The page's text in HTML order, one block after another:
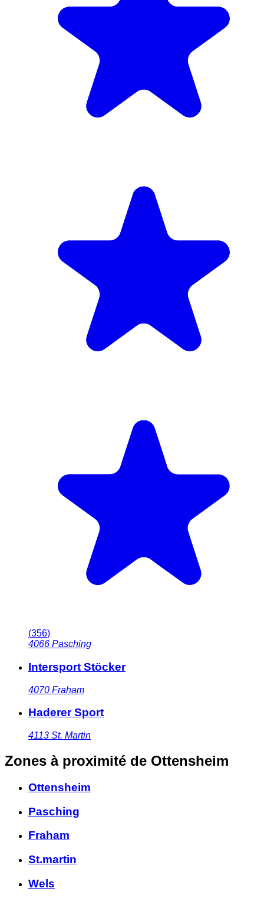
(356)
4066 Pasching
Intersport Stöcker
4070 Fraham
Haderer Sport
4113 St. Martin
Zones à proximité de Ottensheim
Ottensheim
Pasching
Fraham
St.martin
Wels